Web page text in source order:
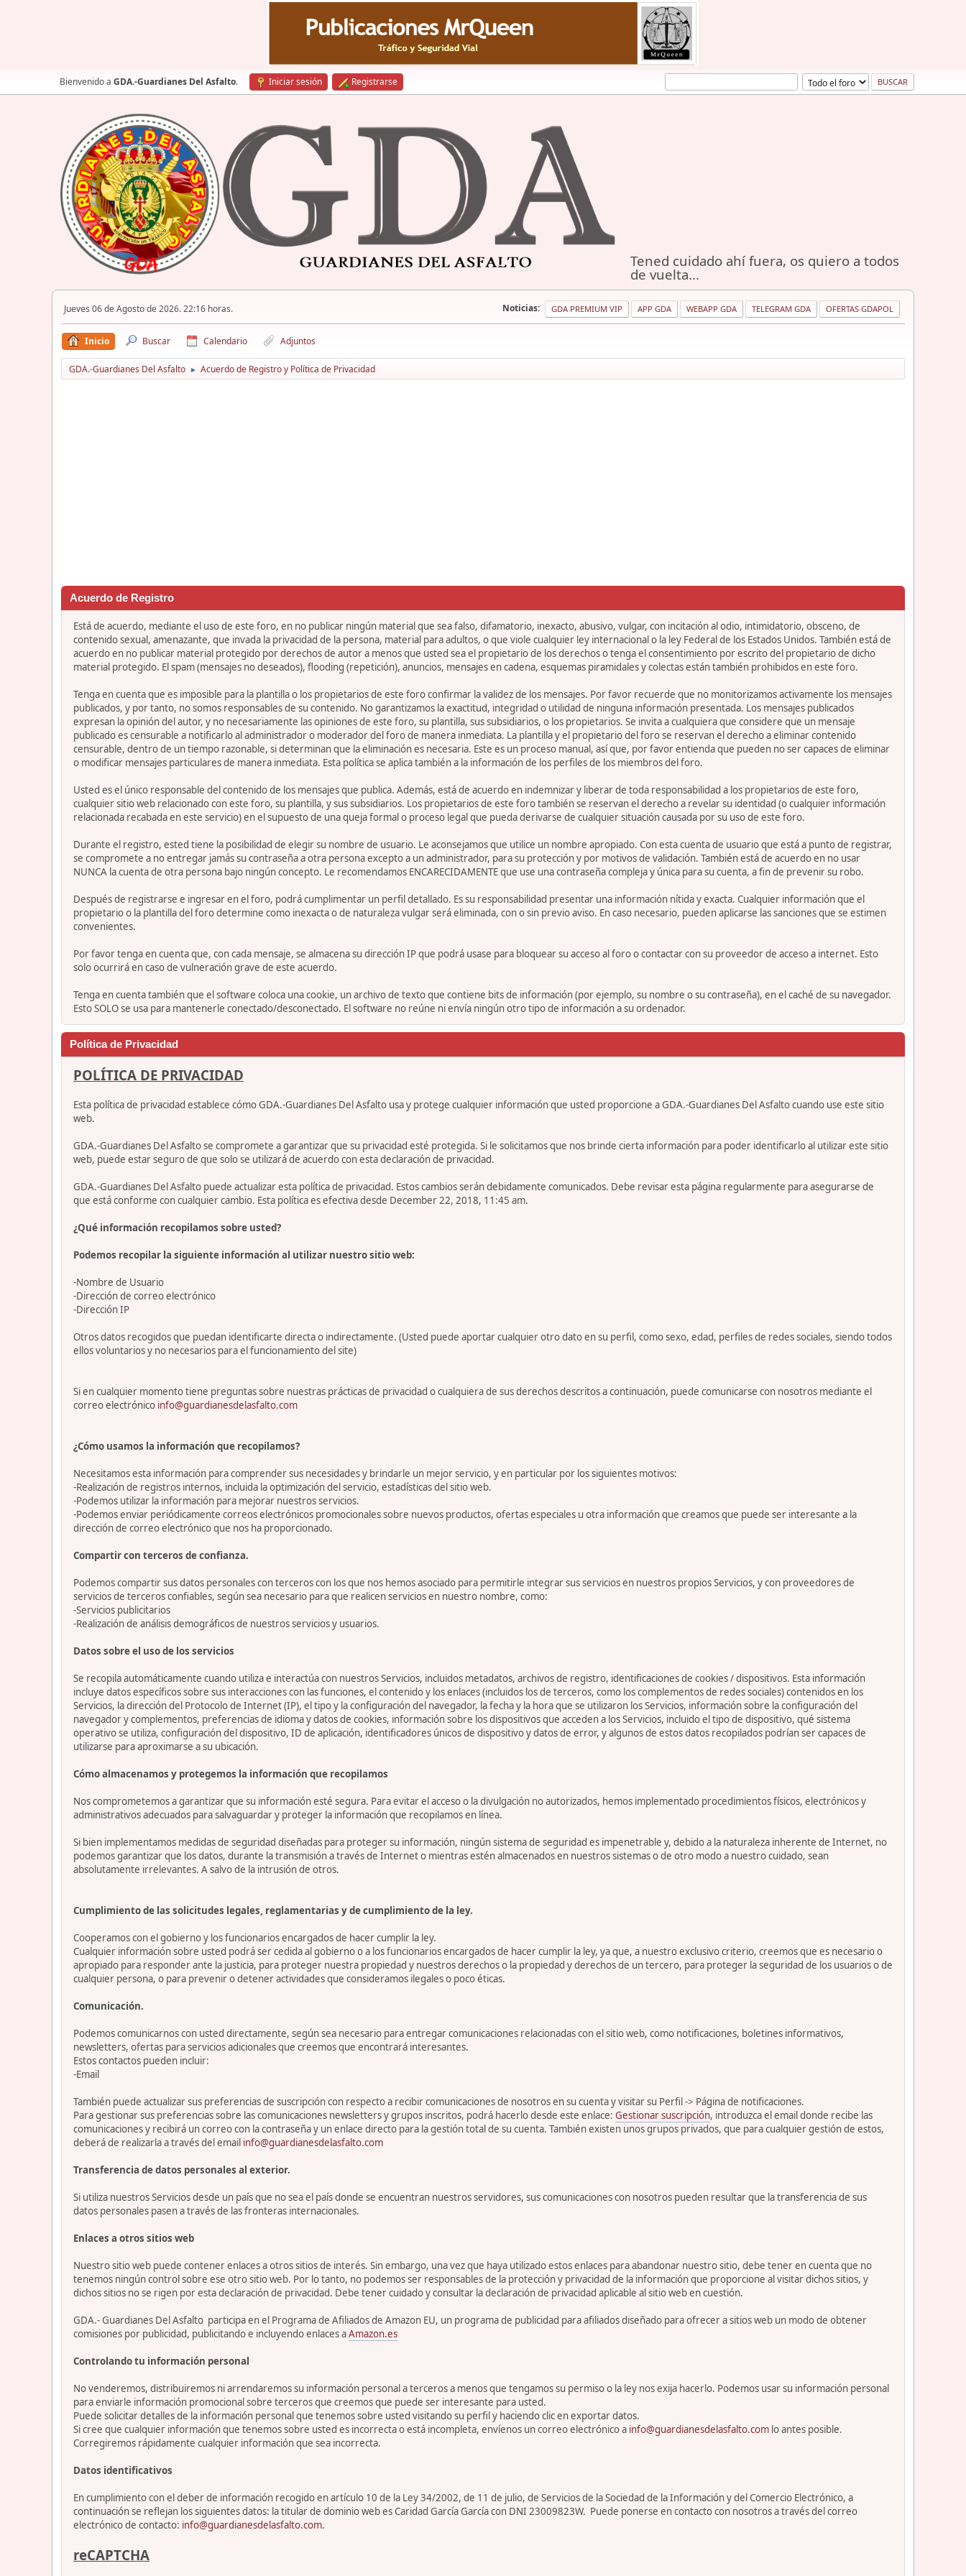
Bienvenido a GDA.-Guardianes Del Asfalto. Iniciar sesión Registrarse
Tened cuidado ahí fuera, os quiero a todos
de vuelta...
Jueves 06 de Agosto de 2026. 22:16 horas. Noticias: GDA PREMIUM VIP APP GDA WEBAPP GDA TELEGRAM GDA OFERTAS GDAPOL
Inicio Buscar Calendario Adjuntos
GDA.-Guardianes Del Asfalto ► Acuerdo de Registro y Política de Privacidad
Acuerdo de Registro
Está de acuerdo, mediante el uso de este foro, en no publicar ningún material que sea falso, difamatorio, inexacto, abusivo, vulgar, con incitación al odio, intimidatorio, obsceno, de
contenido sexual, amenazante, que invada la privacidad de la persona, material para adultos, o que viole cualquier ley internacional o la ley Federal de los Estados Unidos. También está de
acuerdo en no publicar material protegido por derechos de autor a menos que usted sea el propietario de los derechos o tenga el consentimiento por escrito del propietario de dicho
material protegido. El spam (mensajes no deseados), flooding (repetición), anuncios, mensajes en cadena, esquemas piramidales y colectas están también prohibidos en este foro.
Tenga en cuenta que es imposible para la plantilla o los propietarios de este foro confirmar la validez de los mensajes. Por favor recuerde que no monitorizamos activamente los mensajes
publicados, y por tanto, no somos responsables de su contenido. No garantizamos la exactitud, integridad o utilidad de ninguna información presentada. Los mensajes publicados
expresan la opinión del autor, y no necesariamente las opiniones de este foro, su plantilla, sus subsidiarios, o los propietarios. Se invita a cualquiera que considere que un mensaje
publicado es censurable a notificarlo al administrador o moderador del foro de manera inmediata. La plantilla y el propietario del foro se reservan el derecho a eliminar contenido
censurable, dentro de un tiempo razonable, si determinan que la eliminación es necesaria. Este es un proceso manual, así que, por favor entienda que pueden no ser capaces de eliminar
o modificar mensajes particulares de manera inmediata. Esta política se aplica también a la información de los perfiles de los miembros del foro.
Usted es el único responsable del contenido de los mensajes que publica. Además, está de acuerdo en indemnizar y liberar de toda responsabilidad a los propietarios de este foro,
cualquier sitio web relacionado con este foro, su plantilla, y sus subsidiarios. Los propietarios de este foro también se reservan el derecho a revelar su identidad (o cualquier información
relacionada recabada en este servicio) en el supuesto de una queja formal o proceso legal que pueda derivarse de cualquier situación causada por su uso de este foro.
Durante el registro, ested tiene la posibilidad de elegir su nombre de usuario. Le aconsejamos que utilice un nombre apropiado. Con esta cuenta de usuario que está a punto de registrar,
se compromete a no entregar jamás su contraseña a otra persona excepto a un administrador, para su protección y por motivos de validación. También está de acuerdo en no usar
NUNCA la cuenta de otra persona bajo ningún concepto. Le recomendamos ENCARECIDAMENTE que use una contraseña compleja y única para su cuenta, a fin de prevenir su robo.
Después de registrarse e ingresar en el foro, podrá cumplimentar un perfil detallado. Es su responsabilidad presentar una información nítida y exacta. Cualquier información que el
propietario o la plantilla del foro determine como inexacta o de naturaleza vulgar será eliminada, con o sin previo aviso. En caso necesario, pueden aplicarse las sanciones que se estimen
convenientes.
Por favor tenga en cuenta que, con cada mensaje, se almacena su dirección IP que podrá usase para bloquear su acceso al foro o contactar con su proveedor de acceso a internet. Esto
solo ocurrirá en caso de vulneración grave de este acuerdo.
Tenga en cuenta también que el software coloca una cookie, un archivo de texto que contiene bits de información (por ejemplo, su nombre o su contraseña), en el caché de su navegador.
Esto SOLO se usa para mantenerle conectado/desconectado. El software no reúne ni envía ningún otro tipo de información a su ordenador.
Política de Privacidad
POLÍTICA DE PRIVACIDAD
Esta política de privacidad establece cómo GDA.-Guardianes Del Asfalto usa y protege cualquier información que usted proporcione a GDA.-Guardianes Del Asfalto cuando use este sitio
web.
GDA.-Guardianes Del Asfalto se compromete a garantizar que su privacidad esté protegida. Si le solicitamos que nos brinde cierta información para poder identificarlo al utilizar este sitio
web, puede estar seguro de que solo se utilizará de acuerdo con esta declaración de privacidad.
GDA.-Guardianes Del Asfalto puede actualizar esta política de privacidad. Estos cambios serán debidamente comunicados. Debe revisar esta página regularmente para asegurarse de
que está conforme con cualquier cambio. Esta política es efectiva desde December 22, 2018, 11:45 am.
¿Qué información recopilamos sobre usted?
Podemos recopilar la siguiente información al utilizar nuestro sitio web:
-Nombre de Usuario
-Dirección de correo electrónico
-Dirección IP
Otros datos recogidos que puedan identificarte directa o indirectamente. (Usted puede aportar cualquier otro dato en su perfil, como sexo, edad, perfiles de redes sociales, siendo todos
ellos voluntarios y no necesarios para el funcionamiento del site)
Si en cualquier momento tiene preguntas sobre nuestras prácticas de privacidad o cualquiera de sus derechos descritos a continuación, puede comunicarse con nosotros mediante el
correo electrónico info@guardianesdelasfalto.com
¿Cómo usamos la información que recopilamos?
Necesitamos esta información para comprender sus necesidades y brindarle un mejor servicio, y en particular por los siguientes motivos:
-Realización de registros internos, incluida la optimización del servicio, estadísticas del sitio web.
-Podemos utilizar la información para mejorar nuestros servicios.
-Podemos enviar periódicamente correos electrónicos promocionales sobre nuevos productos, ofertas especiales u otra información que creamos que puede ser interesante a la
dirección de correo electrónico que nos ha proporcionado.
Compartir con terceros de confianza.
Podemos compartir sus datos personales con terceros con los que nos hemos asociado para permitirle integrar sus servicios en nuestros propios Servicios, y con proveedores de
servicios de terceros confiables, según sea necesario para que realicen servicios en nuestro nombre, como:
-Servicios publicitarios
-Realización de análisis demográficos de nuestros servicios y usuarios.
Datos sobre el uso de los servicios
Se recopila automáticamente cuando utiliza e interactúa con nuestros Servicios, incluidos metadatos, archivos de registro, identificaciones de cookies / dispositivos. Esta información
incluye datos específicos sobre sus interacciones con las funciones, el contenido y los enlaces (incluidos los de terceros, como los complementos de redes sociales) contenidos en los
Servicios, la dirección del Protocolo de Internet (IP), el tipo y la configuración del navegador, la fecha y la hora que se utilizaron los Servicios, información sobre la configuración del
navegador y complementos, preferencias de idioma y datos de cookies, información sobre los dispositivos que acceden a los Servicios, incluido el tipo de dispositivo, qué sistema
operativo se utiliza, configuración del dispositivo, ID de aplicación, identificadores únicos de dispositivo y datos de error, y algunos de estos datos recopilados podrían ser capaces de
utilizarse para aproximarse a su ubicación.
Cómo almacenamos y protegemos la información que recopilamos
Nos comprometemos a garantizar que su información esté segura. Para evitar el acceso o la divulgación no autorizados, hemos implementado procedimientos físicos, electrónicos y
administrativos adecuados para salvaguardar y proteger la información que recopilamos en línea.
Si bien implementamos medidas de seguridad diseñadas para proteger su información, ningún sistema de seguridad es impenetrable y, debido a la naturaleza inherente de Internet, no
podemos garantizar que los datos, durante la transmisión a través de Internet o mientras estén almacenados en nuestros sistemas o de otro modo a nuestro cuidado, sean
absolutamente irrelevantes. A salvo de la intrusión de otros.
Cumplimiento de las solicitudes legales, reglamentarias y de cumplimiento de la ley.
Cooperamos con el gobierno y los funcionarios encargados de hacer cumplir la ley.
Cualquier información sobre usted podrá ser cedida al gobierno o a los funcionarios encargados de hacer cumplir la ley, ya que, a nuestro exclusivo criterio, creemos que es necesario o
apropiado para responder ante la justicia, para proteger nuestra propiedad y nuestros derechos o la propiedad y derechos de un tercero, para proteger la seguridad de los usuarios o de
cualquier persona, o para prevenir o detener actividades que consideramos ilegales o poco éticas.
Comunicación.
Podemos comunicarnos con usted directamente, según sea necesario para entregar comunicaciones relacionadas con el sitio web, como notificaciones, boletines informativos,
newsletters, ofertas para servicios adicionales que creemos que encontrará interesantes.
Estos contactos pueden incluir:
-Email
También puede actualizar sus preferencias de suscripción con respecto a recibir comunicaciones de nosotros en su cuenta y visitar su Perfil -> Página de notificaciones.
Para gestionar sus preferencias sobre las comunicaciones newsletters y grupos inscritos, podrá hacerlo desde este enlace: Gestionar suscripción, introduzca el email donde recibe las
comunicaciones y recibirá un correo con la contraseña y un enlace directo para la gestión total de su cuenta. También existen unos grupos privados, que para cualquier gestión de estos,
deberá de realizarla a través del email info@guardianesdelasfalto.com
Transferencia de datos personales al exterior.
Si utiliza nuestros Servicios desde un país que no sea el país donde se encuentran nuestros servidores, sus comunicaciones con nosotros pueden resultar que la transferencia de sus
datos personales pasen a través de las fronteras internacionales.
Enlaces a otros sitios web
Nuestro sitio web puede contener enlaces a otros sitios de interés. Sin embargo, una vez que haya utilizado estos enlaces para abandonar nuestro sitio, debe tener en cuenta que no
tenemos ningún control sobre ese otro sitio web. Por lo tanto, no podemos ser responsables de la protección y privacidad de la información que proporcione al visitar dichos sitios, y
dichos sitios no se rigen por esta declaración de privacidad. Debe tener cuidado y consultar la declaración de privacidad aplicable al sitio web en cuestión.
GDA.- Guardianes Del Asfalto participa en el Programa de Afiliados de Amazon EU, un programa de publicidad para afiliados diseñado para ofrecer a sitios web un modo de obtener
comisiones por publicidad, publicitando e incluyendo enlaces aAmazon.es
Controlando tu información personal
No venderemos, distribuiremos ni arrendaremos su información personal a terceros a menos que tengamos su permiso o la ley nos exija hacerlo. Podemos usar su información personal
para enviarle información promocional sobre terceros que creemos que puede ser interesante para usted.
Puede solicitar detalles de la información personal que tenemos sobre usted visitando su perfil y haciendo clic en exportar datos.
Si cree que cualquier información que tenemos sobre usted es incorrecta o está incompleta, envíenos un correo electrónico a info@guardianesdelasfalto.com lo antes posible.
Corregiremos rápidamente cualquier información que sea incorrecta.
Datos identificativos
En cumplimiento con el deber de información recogido en artículo 10 de la Ley 34/2002, de 11 de julio, de Servicios de la Sociedad de la Información y del Comercio Electrónico, a
continuación se reflejan los siguientes datos: la titular de dominio web es Caridad García García con DNI 23009823W. Puede ponerse en contacto con nosotros a través del correo
electrónico de contacto: info@guardianesdelasfalto.com.
reCAPTCHA